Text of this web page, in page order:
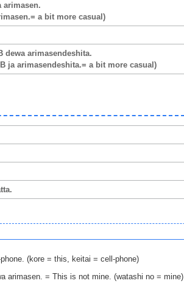
arimasen.
a bit more casual)
dewa arimasendeshita.
ja arimasendeshita.= a bit more casual)
(kore = this, keitai = cell-phone)
arimasen. = This is not mine. (watashi no = mine)